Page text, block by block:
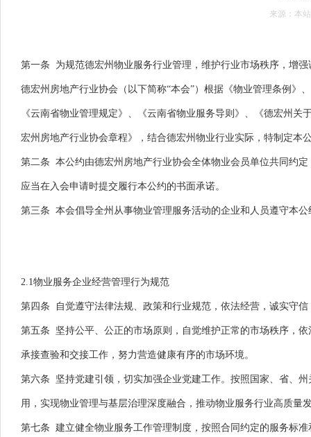
来源：本
第一条 为规范德宏州物业服务行业管理，维护行业市场秩序，增
德宏州房地产行业协会（以下简称“本会”）根据《物业管理条例》
《云南省物业管理规定》、《云南省物业服务导则》、《德宏州
宏州房地产行业协会章程》，结合德宏州物业行业实际，特制定本
第二条 本公约由德宏州房地产行业协会全体物业会员单位共同约
应当在入会申请时提交履行本公约的书面承诺。
第三条 本会倡导全州从事物业管理服务活动的企业和人员遵守本
2.1物业服务企业经营管理行为规范
第四条 自觉遵守法律法规、政策和行业规范，依法经营，诚实守
第五条 坚持公平、公正的市场原则，自觉维护正常的市场秩序，
承接查验和交接工作，努力营造健康有序的市场环境。
第六条 坚持党建引领，切实加强企业党建工作。按照国家、省、
用，实现物业管理与基层治理深度融合，推动物业服务行业高质量
第七条 建立健全物业服务工作管理制度，按照合同约定的服务标